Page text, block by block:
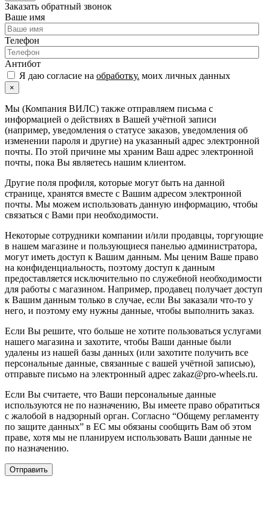
Заказать обратный звонок
Ваше имя
Телефон
Антибот
Я даю согласие на обработку. моих личных данных
×
Мы (Компания ВИЛС) также отправляем письма с
информацией о действиях в Вашей учётной записи
(например, уведомления о статусе заказов, уведомления об
изменении пароля и другие) на указанный адрес электронной
почты. По этой причине мы храним Ваш адрес электронной
почты, пока Вы являетесь нашим клиентом.
Другие поля профиля, которые могут быть на данной
странице, хранятся вместе с Вашим адресом электронной
почты. Мы можем использовать данную информацию, чтобы
связаться с Вами при необходимости.
Некоторые сотрудники компании и/или продавцы, торгующие
в нашем магазине и пользующиеся панелью администратора,
могут иметь доступ к Вашим данным. Мы ценим Ваше право
на конфиденциальность, поэтому доступ к данным
предоставляется исключительно по служебной необходимости
для работы с магазином. Например, продавец получает доступ
к Вашим данным только в случае, если Вы заказали что-то у
него, и поэтому ему нужны данные, чтобы выполнить заказ.
Если Вы решите, что больше не хотите пользоваться услугами
нашего магазина и захотите, чтобы Ваши данные были
удалены из нашей базы данных (или захотите получить все
персональные данные, связанные с вашей учётной записью),
отправьте письмо на электронный адрес zakaz@pro-wheels.ru.
Если Вы считаете, что Ваши персональные данные
используются не по назначению, Вы имеете право обратиться
с жалобой в надзорный орган. Согласно “Общему регламенту
по защите данных” в ЕС мы обязаны сообщить Вам об этом
праве, хотя мы не планируем использовать Ваши данные не
по назначению.
Отправить